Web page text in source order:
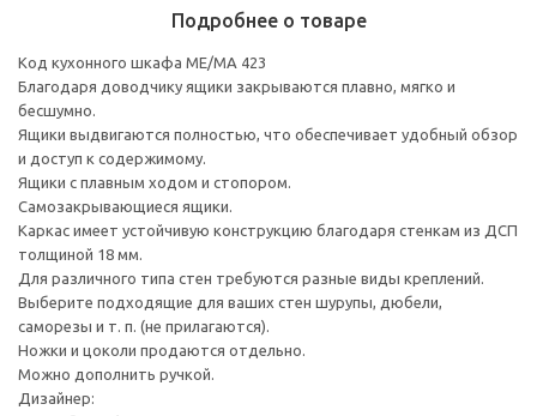
Подробнее о товаре
Код кухонного шкафа ME/MA 423
Благодаря доводчику ящики закрываются плавно, мягко и
бесшумно.
Ящики выдвигаются полностью, что обеспечивает удобный обзор
и доступ к содержимому.
Ящики с плавным ходом и стопором.
Самозакрывающиеся ящики.
Каркас имеет устойчивую конструкцию благодаря стенкам из ДСП
толщиной 18 мм.
Для различного типа стен требуются разные виды креплений.
Выберите подходящие для ваших стен шурупы, дюбели,
саморезы и т. п. (не прилагаются).
Ножки и цоколи продаются отдельно.
Можно дополнить ручкой.
Дизайнер: